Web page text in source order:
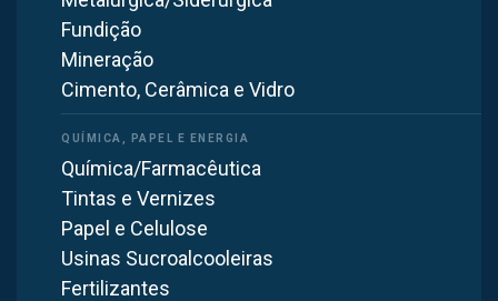
Fundição
Mineração
Cimento, Cerâmica e Vidro
Química/Farmacêutica
Tintas e Vernizes
Papel e Celulose
Usinas Sucroalcooleiras
Fertilizantes
Proteção contra a contaminação:
contaminação cruzada ao impedir que partículas e detritos
sejam distribuídos no ar. Isso é crucial para manter a
integridade dos alimentos produzidos e garantir a
segurança dos funcionários.
que é importante para garantir o melhor desempenho
possível e evitar problemas no sistema de ventilação.